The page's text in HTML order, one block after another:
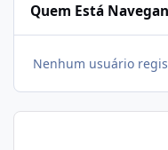
Quem Está
Nenhum usuário